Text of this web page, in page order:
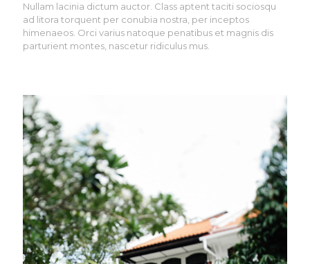
Nullam lacinia dictum auctor. Class aptent taciti sociosqu
ad litora torquent per conubia nostra, per inceptos
himenaeos. Orci varius natoque penatibus et magnis dis
parturient montes, nascetur ridiculus mus.